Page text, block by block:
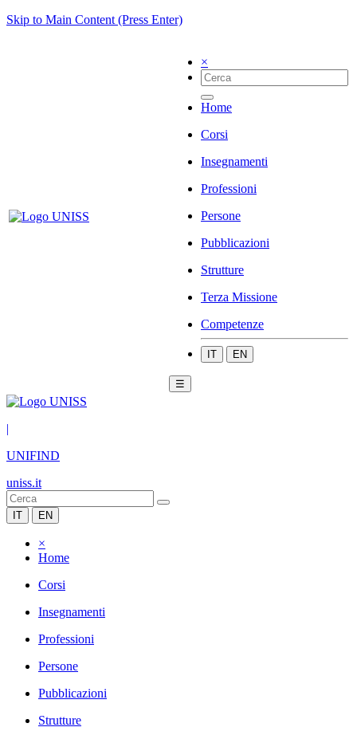
Skip to Main Content (Press Enter)
×
Home
Corsi
Insegnamenti
Professioni
Persone
Pubblicazioni
Strutture
Terza Missione
Competenze
IT EN
☰
|
UNIFIND
uniss.it
IT EN
×
Home
Corsi
Insegnamenti
Professioni
Persone
Pubblicazioni
Strutture